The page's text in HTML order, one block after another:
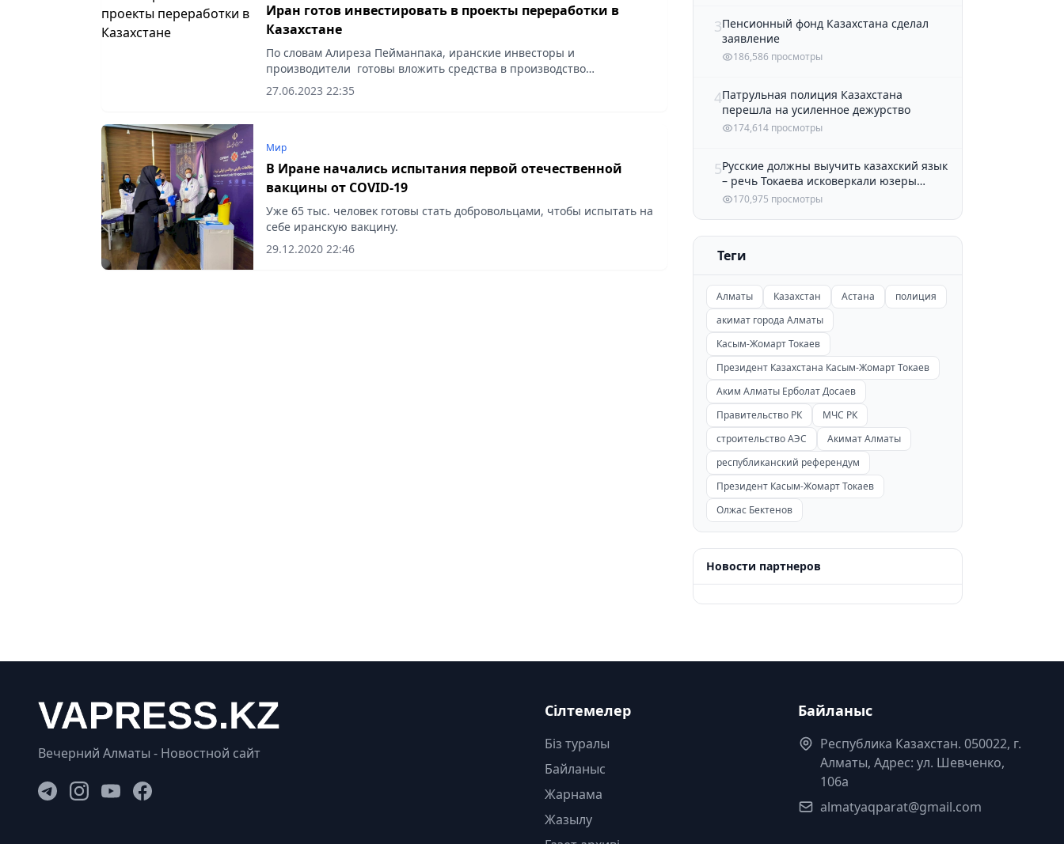
Иран готов инвестировать в проекты переработки в
Казахстане
По словам Алиреза Пейманпака, иранские инвесторы и
производители готовы вложить средства в производство
лекарственных препаратов, строительство завода по производству
молочных продуктов,...
27.06.2023 22:35
Мир
В Иране начались испытания первой отечественной
вакцины от COVID-19
Уже 65 тыс. человек готовы стать добровольцами, чтобы испытать на
себе иранскую вакцину.
29.12.2020 22:46
3Пенсионный фонд Казахстана сделал
заявление
186,586 просмотры
4Патрульная полиция Казахстана
перешла на усиленное дежурство
174,614 просмотры
5Русские должны выучить казахский язык
– речь Токаева исковеркали юзеры
Казнета
170,975 просмотры
Теги
Алматы Казахстан Астана
полиция
акимат города Алматы
Касым-Жомарт Токаев
Президент Казахстана Касым-Жомарт Токаев
Аким Алматы Ерболат Досаев
Правительство РК
МЧС РК
строительство АЭС
Акимат Алматы
республиканский референдум
Президент Касым-Жомарт Токаев
Олжас Бектенов
Новости партнеров
Вечерний Алматы - Новостной сайт
Сілтемелер
Біз туралы
Байланыс
Жарнама
Жазылу
Байланыс
Республика Казахстан. 050022, г.
Алматы, Адрес: ул. Шевченко,
106а
almatyaqparat@gmail.com